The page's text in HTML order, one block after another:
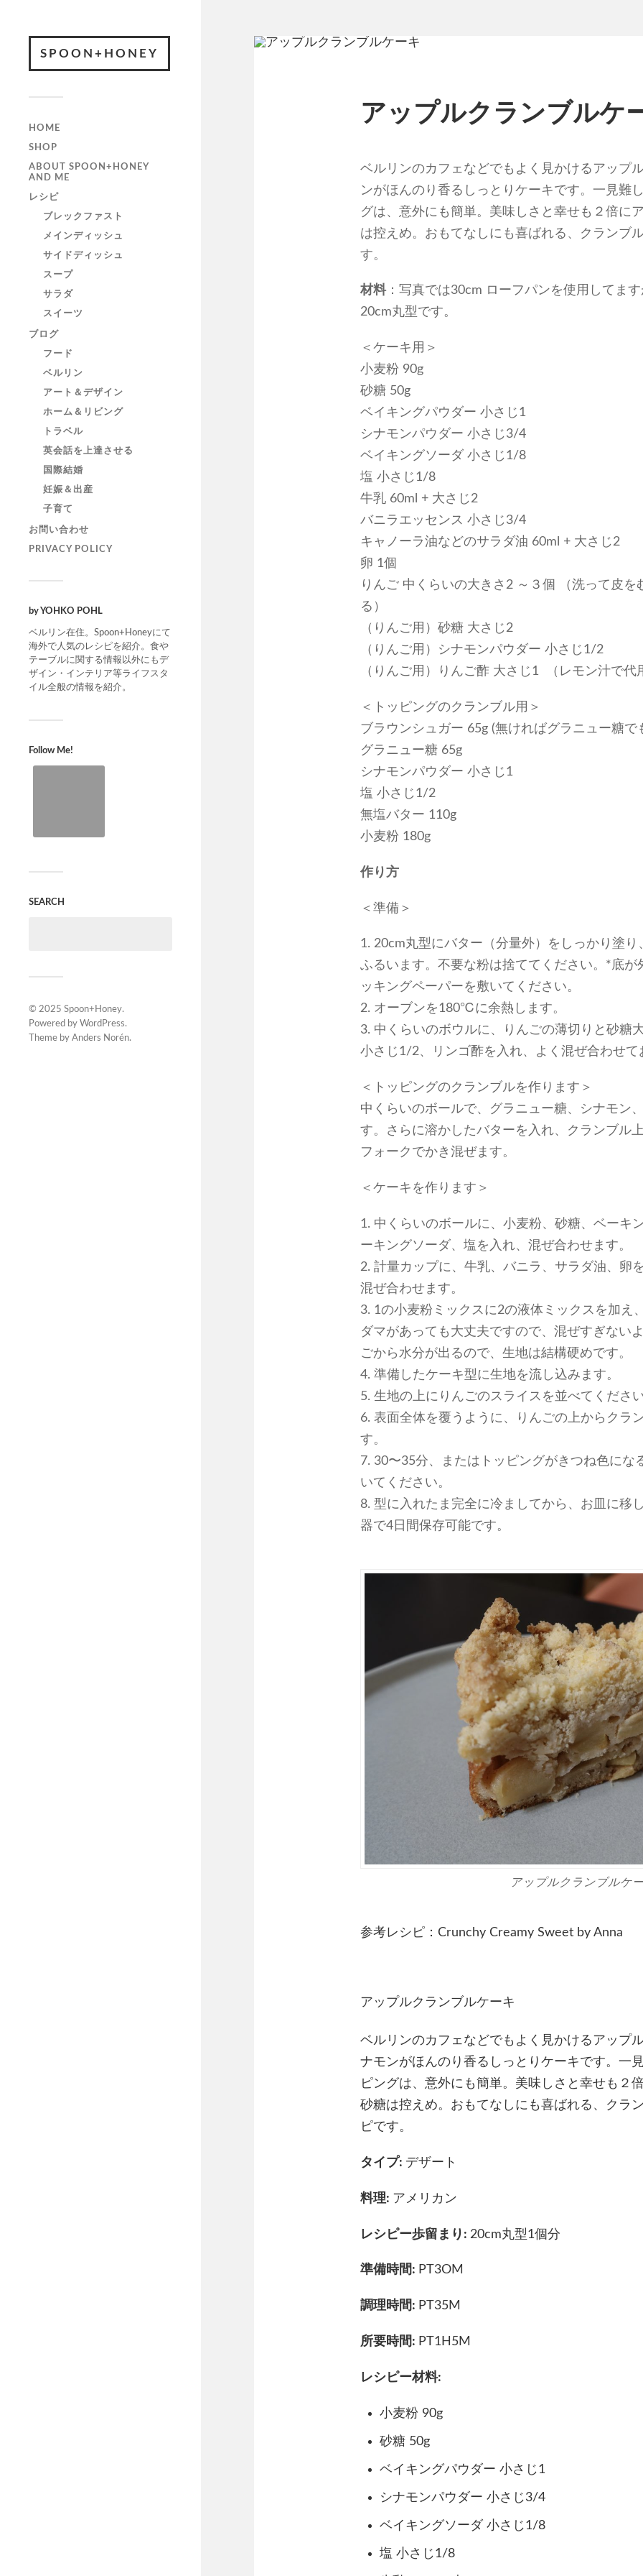
SPOON+HONEY
HOME
SHOP
ABOUT SPOON+HONEY
AND ME
レシピ
ブレックファスト
メインディッシュ
サイドディッシュ
スープ
サラダ
スイーツ
ブログ
フード
ベルリン
アート＆デザイン
ホーム＆リビング
トラベル
英会話を上達させる
国際結婚
妊娠＆出産
子育て
お問い合わせ
PRIVACY POLICY
by YOHKO POHL
ベルリン在住。Spoon+Honeyにて
海外で人気のレシピを紹介。食や
テーブルに関する情報以外にもデ
ザイン・インテリア等ライフスタ
イル全般の情報を紹介。
Follow Me!
SEARCH
© 2025 Spoon+Honey.
Powered by WordPress.
Theme by Anders Norén.
アップルクランブルケ
ベルリンのカフェなどでもよく見かけるアップ
ンがほんのり香るしっとりケーキです。一見難
グは、意外にも簡単。美味しさと幸せも２倍に
は控えめ。おもてなしにも喜ばれる、クランブ
す。
材料：写真では30cm ローフパンを使用してま
20cm丸型です。
＜ケーキ用＞
小麦粉 90g
砂糖 50g
ベイキングパウダー 小さじ1
シナモンパウダー 小さじ3/4
ベイキングソーダ 小さじ1/8
塩 小さじ1/8
牛乳 60ml + 大さじ2
バニラエッセンス 小さじ3/4
キャノーラ油などのサラダ油 60ml + 大さじ2
卵 1個
りんご 中くらいの大きさ2 ～３個 （洗って皮
る）
（りんご用）砂糖 大さじ2
（りんご用）シナモンパウダー 小さじ1/2
（りんご用）りんご酢 大さじ1 （レモン汁で代
＜トッピングのクランブル用＞
ブラウンシュガー 65g (無ければグラニュー糖で
グラニュー糖 65g
シナモンパウダー 小さじ1
塩 小さじ1/2
無塩バター 110g
小麦粉 180g
作り方
＜準備＞
1. 20cm丸型にバター（分量外）をしっかり塗
ふるいます。不要な粉は捨ててください。*底
ッキングペーパーを敷いてください。
2. オーブンを180℃に余熱します。
3. 中くらいのボウルに、りんごの薄切りと砂糖
小さじ1/2、リンゴ酢を入れ、よく混ぜ合わせて
＜トッピングのクランブルを作ります＞
中くらいのボールで、グラニュー糖、シナモン
す。さらに溶かしたバターを入れ、クランブル
フォークでかき混ぜます。
＜ケーキを作ります＞
1. 中くらいのボールに、小麦粉、砂糖、ベーキ
ーキングソーダ、塩を入れ、混ぜ合わせます。
2. 計量カップに、牛乳、バニラ、サラダ油、卵
混ぜ合わせます。
3. 1の小麦粉ミックスに2の液体ミックスを加え
ダマがあっても大丈夫ですので、混ぜすぎない
ごから水分が出るので、生地は結構硬めです。
4. 準備したケーキ型に生地を流し込みます。
5. 生地の上にりんごのスライスを並べてくださ
6. 表面全体を覆うように、りんごの上からクラ
す。
7. 30〜35分、またはトッピングがきつね色にな
いてください。
8. 型に入れたま完全に冷ましてから、お皿に移
器で4日間保存可能です。
アップルクランブルケ
参考レシピ：Crunchy Creamy Sweet by Anna
アップルクランブルケーキ
ベルリンのカフェなどでもよく見かけるアップ
ナモンがほんのり香るしっとりケーキです。一
ピングは、意外にも簡単。美味しさと幸せも２
砂糖は控えめ。おもてなしにも喜ばれる、クラ
ピです。
タイプ: デザート
料理: アメリカン
レシピー歩留まり: 20cm丸型1個分
準備時間: PT3OM
調理時間: PT35M
所要時間: PT1H5M
レシピー材料:
小麦粉 90g
砂糖 50g
ベイキングパウダー 小さじ1
シナモンパウダー 小さじ3/4
ベイキングソーダ 小さじ1/8
塩 小さじ1/8